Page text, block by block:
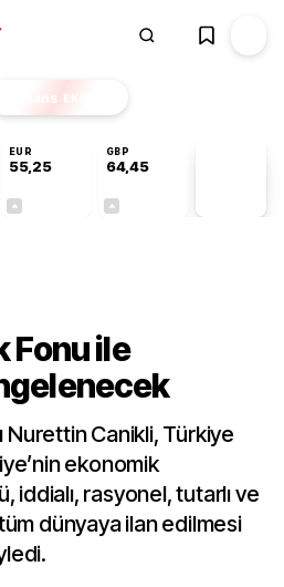
Finans EKSTRA
EUR
55,25
GBP
64,45
Fonu ile
Nurettin Canikli, Türkiye
ekonomik
iddialı, rasyonel, tutarlı ve
dünyaya ilan edilmesi